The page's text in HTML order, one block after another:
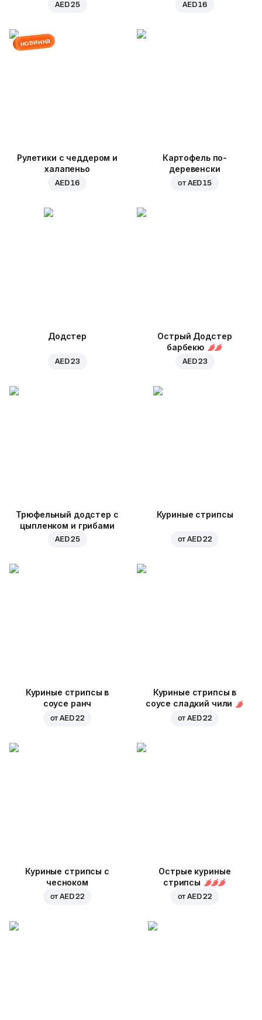
AED 25 AED 16
новинка
Рулетики с чеддером и
халапеньо
AED 16
Картофель по-
деревенски
от AED 15
Додстер
AED 23
Острый Додстер
барбекю
AED 23
Трюфельный додстер с
цыпленком и грибами
AED 25
Куриные стрипсы
отAED 22
Куриные стрипсы в
соусе ранч
отAED 22
Куриные стрипсы в
соусе сладкий чили
отAED 22
Куриные стрипсы с
чесноком
отAED 22
Острые куриные
стрипсы
отAED 22